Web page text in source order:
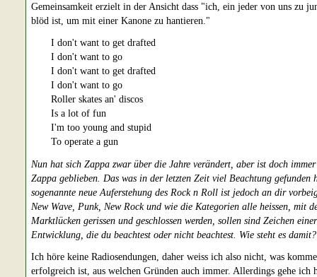
Gemeinsamkeit erzielt in der Ansicht dass "ich, ein jeder von uns zu
blöd ist, um mit einer Kanone zu hantieren."
I don't want to get drafted
I don't want to go
I don't want to get drafted
I don't want to go
Roller skates an' discos
Is a lot of fun
I'm too young and stupid
To operate a gun
Nun hat sich Zappa zwar über die Jahre verändert, aber ist doch
Zappa geblieben. Das was in der letzten Zeit viel Beachtung gefunden
sogenannte neue Auferstehung des Rock n Roll ist jedoch an dir
New Wave, Punk, New Rock und wie die Kategorien alle heissen, mit
Marktlücken gerissen und geschlossen werden, sollen sind Zeichen einer
Entwicklung, die du beachtest oder nicht beachtest. Wie steht es damit?
Ich höre keine Radiosendungen, daher weiss ich also nicht, was
erfolgreich ist, aus welchen Gründen auch immer. Allerdings gehe ich